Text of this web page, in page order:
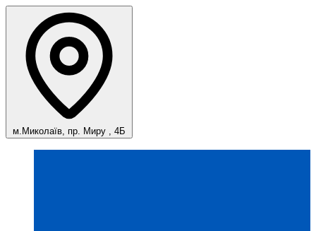
м.Миколаїв, пр. Миру , 4Б